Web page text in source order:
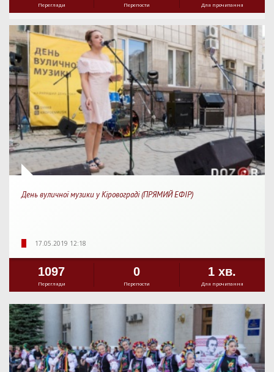
Перегляди Перепости Для прочитання
День вуличної музики у Кіровограді (ПРЯМИЙ ЕФІР)
17.05.2019 12:18
1097
Перегляди
0
Перепости
1 хв.
Для прочитання